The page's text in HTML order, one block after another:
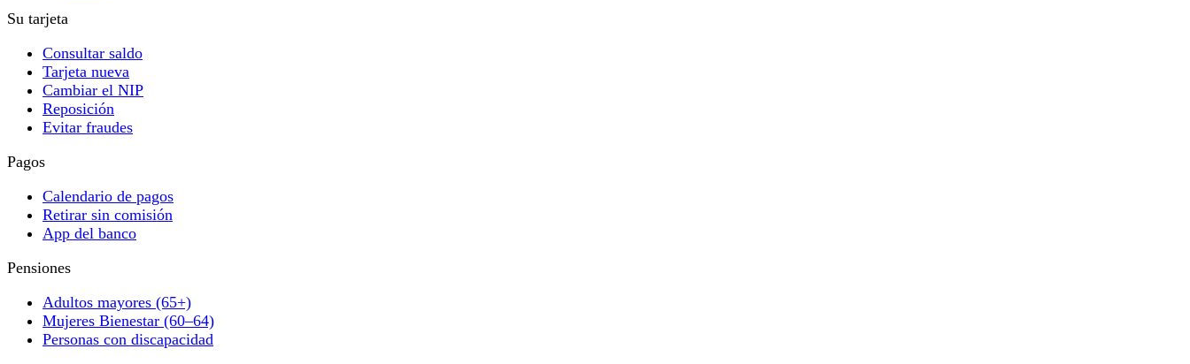
Su tarjeta
Consultar saldo
Tarjeta nueva
Cambiar el NIP
Reposición
Evitar fraudes
Pagos
Calendario de pagos
Retirar sin comisión
App del banco
Pensiones
Adultos mayores (65+)
Mujeres Bienestar (60–64)
Personas con discapacidad